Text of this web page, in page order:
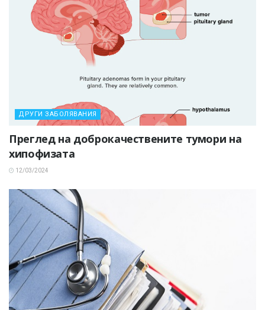
ДРУГИ ЗАБОЛЯВАНИЯ
Преглед на доброкачествените тумори на
хипофизата
12/03/2024